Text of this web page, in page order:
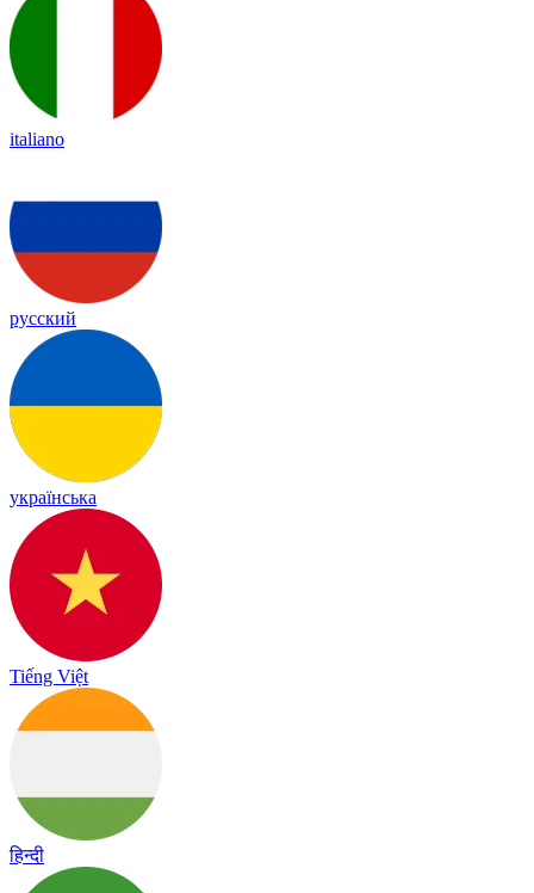
italiano
русский
українська
Tiếng Việt
हिन्दी